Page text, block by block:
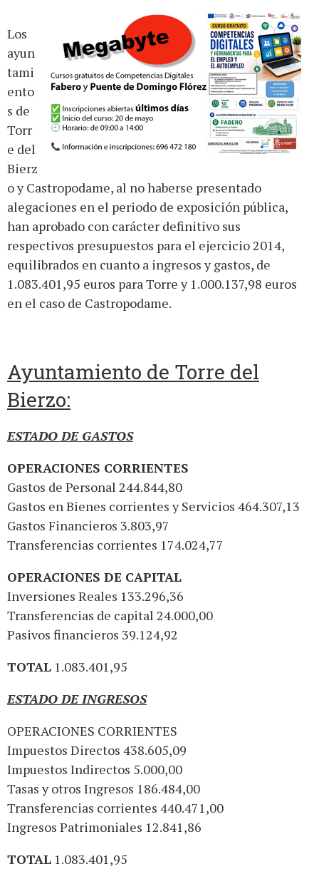
Los
ayun
tami
ento
s de
Torr
e del
Bierz
o y Castropodame, al no haberse presentado
alegaciones en el periodo de exposición pública,
han aprobado con carácter definitivo sus
respectivos presupuestos para el ejercicio 2014,
equilibrados en cuanto a ingresos y gastos, de
1.083.401,95 euros para Torre y 1.000.137,98 euros
en el caso de Castropodame.
Ayuntamiento de Torre del
Bierzo:
ESTADO DE GASTOS
OPERACIONES CORRIENTES
Gastos de Personal 244.844,80
Gastos en Bienes corrientes y Servicios 464.307,13
Gastos Financieros 3.803,97
Transferencias corrientes 174.024,77
OPERACIONES DE CAPITAL
Inversiones Reales 133.296,36
Transferencias de capital 24.000,00
Pasivos financieros 39.124,92
TOTAL 1.083.401,95
ESTADO DE INGRESOS
OPERACIONES CORRIENTES
Impuestos Directos 438.605,09
Impuestos Indirectos 5.000,00
Tasas y otros Ingresos 186.484,00
Transferencias corrientes 440.471,00
Ingresos Patrimoniales 12.841,86
TOTAL 1.083.401,95